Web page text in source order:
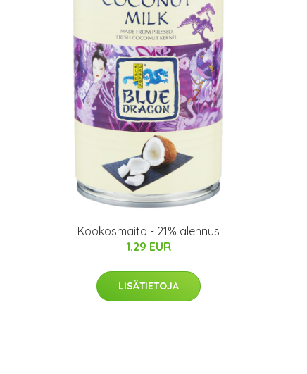
Kookosmaito - 21% alennus
1.29 EUR
LISÄTIETOJA